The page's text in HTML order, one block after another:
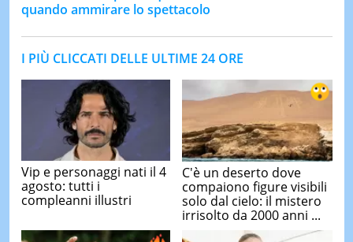
quando ammirare lo spettacolo
I PIÙ CLICCATI DELLE ULTIME 24 ORE
Vip e personaggi nati il 4
agosto: tutti i
compleanni illustri
C'è un deserto dove
compaiono figure visibili
solo dal cielo: il mistero
irrisolto da 2000 anni ...